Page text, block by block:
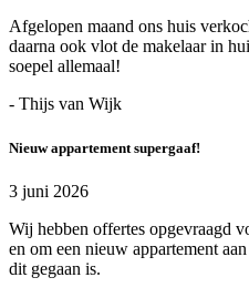
Afgelopen maand ons huis
daarna ook vlot de makelaar in
soepel allemaal!
- Thijs van Wijk
Nieuw appartement supergaaf!
3 juni 2026
Wij hebben offertes opgevraagd
en om een nieuw appartement
dit gegaan is.